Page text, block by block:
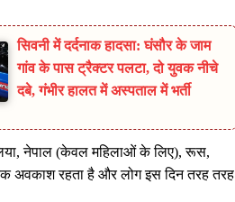
सिवनी में दर्दनाक हादसा: घंसौर के जाम
गांव के पास ट्रैक्टर पलटा, दो युवक नीचे
दबे, गंभीर हालत में अस्पताल में भर्ती
नेपाल (केवल महिलाओं के लिए), रूस,
अवकाश रहता है और लोग इस दिन तरह तरह